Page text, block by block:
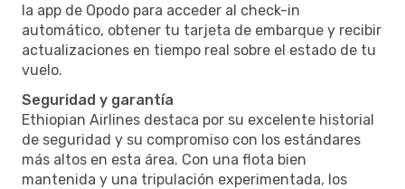
la app de Opodo para acceder al check-in
automático, obtener tu tarjeta de embarque y recibir
actualizaciones en tiempo real sobre el estado de tu
vuelo.
Seguridad y garantía
Ethiopian Airlines destaca por su excelente historial
de seguridad y su compromiso con los estándares
más altos en esta área. Con una flota bien
mantenida y una tripulación experimentada, los